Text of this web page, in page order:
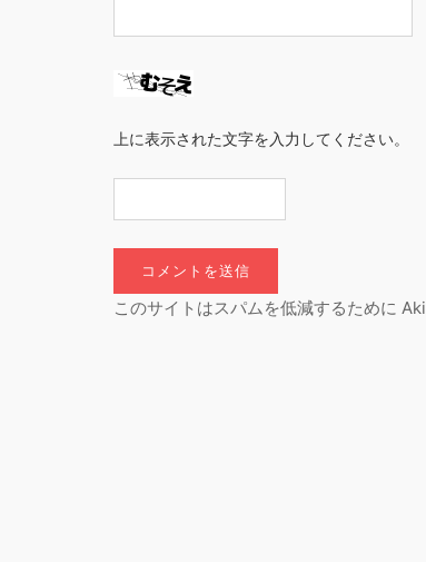
上に表示された文字を入力してください。
このサイトはスパムを低減するために